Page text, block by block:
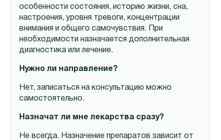
особенности состояния, историю жизни, сна,
настроения, уровня тревоги, концентрации
внимания и общего самочувствия. При
необходимости назначается дополнительная
диагностика или лечение.
Нужно ли направление?
Нет, записаться на консультацию можно
самостоятельно.
Назначат ли мне лекарства сразу?
Не всегда. Назначение препаратов зависит от